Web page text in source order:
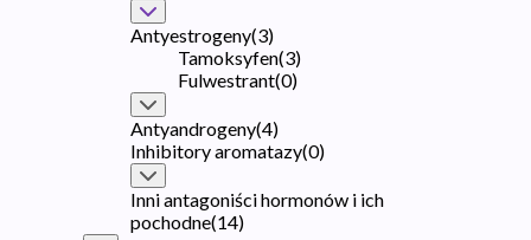
Antyestrogeny(3)
Tamoksyfen(3)
Fulwestrant(0)
Antyandrogeny(4)
Inhibitory aromatazy(0)
Inni antagoniści hormonów i ich
pochodne(14)